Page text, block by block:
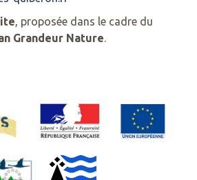
, proposée dans le cadre du
Grandeur Nature.